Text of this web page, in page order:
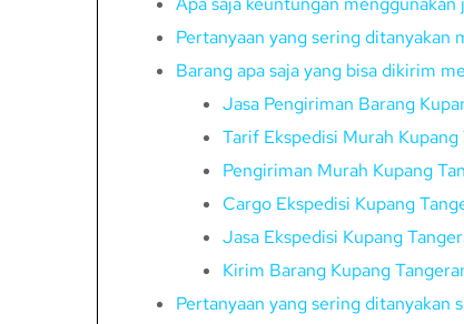
Pertanyaan yang sering ditanyakan
Barang apa saja yang bisa dikirim
Jasa Pengiriman Barang
Tarif Ekspedisi Murah
Pengiriman Murah Kupang
Cargo Ekspedisi Kupang
Jasa Ekspedisi Kupang
Kirim Barang Kupang
Pertanyaan yang sering ditanyakan